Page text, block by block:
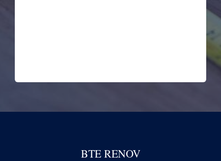
BTE RENOV